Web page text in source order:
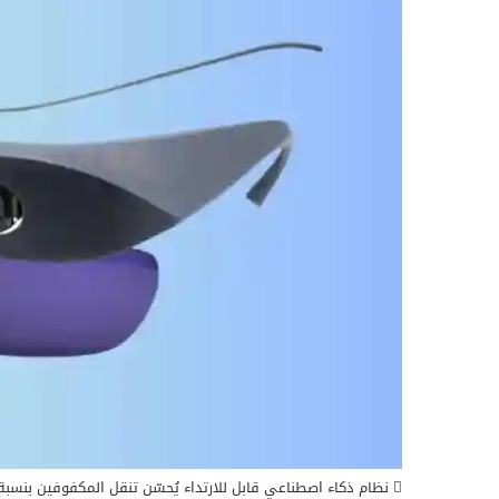
نظام ذكاء اصطناعي قابل للارتداء يُحسّن تنقل المكفوفين بنسبة